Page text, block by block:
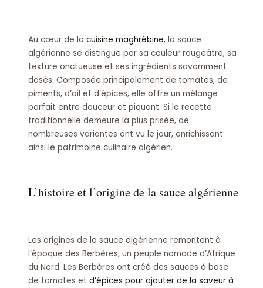
Au cœur de la cuisine maghrébine, la sauce
algérienne se distingue par sa couleur rougeâtre, sa
texture onctueuse et ses ingrédients savamment
dosés. Composée principalement de tomates, de
piments, d’ail et d’épices, elle offre un mélange
parfait entre douceur et piquant. Si la recette
traditionnelle demeure la plus prisée, de
nombreuses variantes ont vu le jour, enrichissant
ainsi le patrimoine culinaire algérien.
L’histoire et l’origine de la sauce algérienne
Les origines de la sauce algérienne remontent à
l’époque des Berbères, un peuple nomade d’Afrique
du Nord. Les Berbères ont créé des sauces à base
de tomates et d’épices pour ajouter de la saveur à